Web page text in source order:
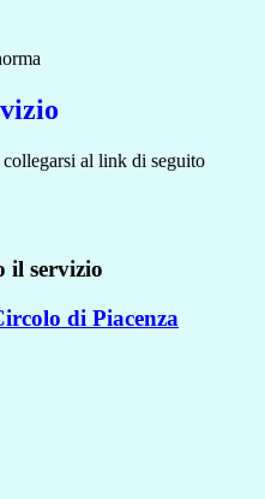
collegarsi al link di seguito
il servizio
di Piacenza